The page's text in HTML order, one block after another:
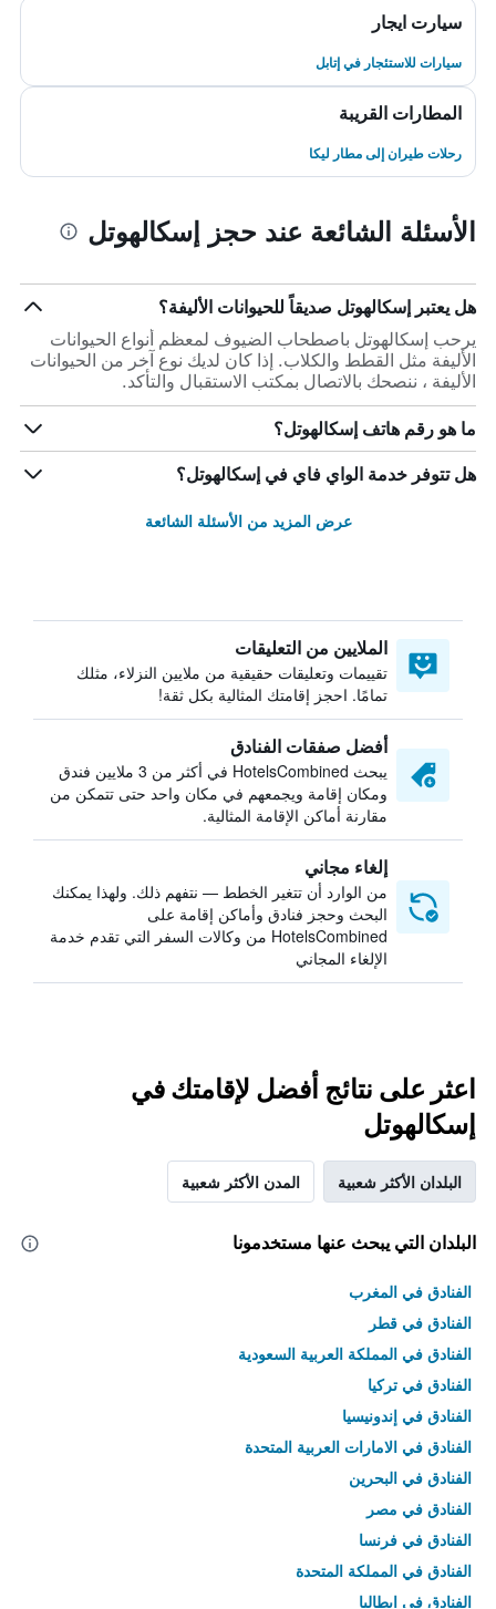
سيارت ايجار
سيارات للاستئجار في إتابل
المطارات القريبة
رحلات طيران إلى مطار ليكا
الأسئلة الشائعة عند حجز إسكالهوتل
هل يعتبر إسكالهوتل صديقاً للحيوانات الأليفة؟
يرحب إسكالهوتل باصطحاب الضيوف لمعظم أنواع الحيوانات
الأليفة مثل القطط والكلاب. إذا كان لديك نوع آخر من الحيوانات
الأليفة ، ننصحك بالاتصال بمكتب الاستقبال والتأكد.
ما هو رقم هاتف إسكالهوتل؟
هل تتوفر خدمة الواي فاي في إسكالهوتل؟
عرض المزيد من الأسئلة الشائعة
الملايين من التعليقات
تقييمات وتعليقات حقيقية من ملايين النزلاء، مثلك
تمامًا. احجز إقامتك المثالية بكل ثقة!
أفضل صفقات الفنادق
يبحث HotelsCombined في أكثر من 3 ملايين فندق
ومكان إقامة ويجمعهم في مكان واحد حتى تتمكن من
مقارنة أماكن الإقامة المثالية.
إلغاء مجاني
من الوارد أن تتغير الخطط — نتفهم ذلك. ولهذا يمكنك
البحث وحجز فنادق وأماكن إقامة على
HotelsCombined من وكالات السفر التي تقدم خدمة
الإلغاء المجاني
اعثر على نتائج أفضل لإقامتك في
إسكالهوتل
البلدان الأكثر شعبية المدن الأكثر شعبية
البلدان التي يبحث عنها مستخدمونا
الفنادق في المغرب
الفنادق في قطر
الفنادق في المملكة العربية السعودية
الفنادق في تركيا
الفنادق في إندونيسيا
الفنادق في الامارات العربية المتحدة
الفنادق في البحرين
الفنادق في مصر
الفنادق في فرنسا
الفنادق في المملكة المتحدة
الفنادق في إيطاليا